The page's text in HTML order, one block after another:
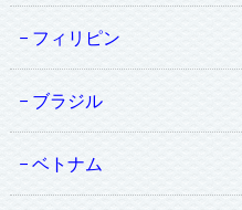
フィリピン
ブラジル
ベトナム